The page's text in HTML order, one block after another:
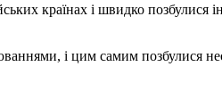
країнах і швидко позбулися
і цим самим позбулися